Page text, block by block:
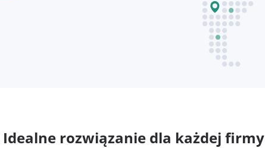
Idealne rozwiązanie dla każdej firmy